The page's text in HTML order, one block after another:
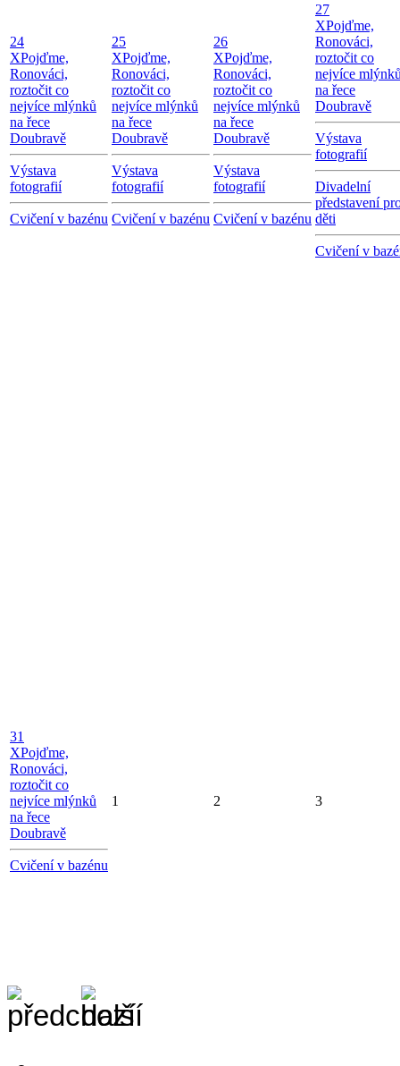
24
XPojďme,
Ronováci,
roztočit co
nejvíce mlýnků
na řece
Doubravě
Výstava
fotografií
Cvičení v bazénu
25
XPojďme,
Ronováci,
roztočit co
nejvíce mlýnků
na řece
Doubravě
Výstava
fotografií
Cvičení v bazénu
26
XPojďme,
Ronováci,
roztočit co
nejvíce mlýnků
na řece
Doubravě
Výstava
fotografií
Cvičení v bazénu
27
XPojďme,
Ronováci,
roztočit co
nejvíce
na řece
Doubravě
Výstava
fotografií
Divadelní
představení
děti
Cvičení v
31
XPojďme,
Ronováci,
roztočit co
nejvíce mlýnků
na řece
Doubravě
Cvičení v bazénu
1 2 3